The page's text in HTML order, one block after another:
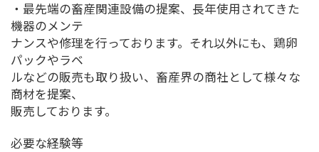
・最先端の畜産関連設備の提案、長年使用されてきた
機器のメンテ
ナンスや修理を行っております。それ以外にも、鶏卵
パックやラベ
ルなどの販売も取り扱い、畜産界の商社として様々な
商材を提案、
販売しております。
必要な経験等